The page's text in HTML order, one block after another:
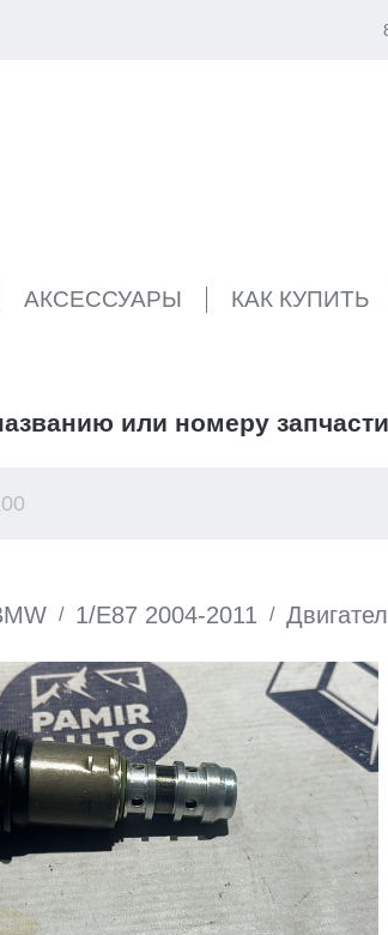
АКСЕССУАРЫ КАК КУПИТЬ
или номеру запчасти
/ 1/E87 2004-2011 /